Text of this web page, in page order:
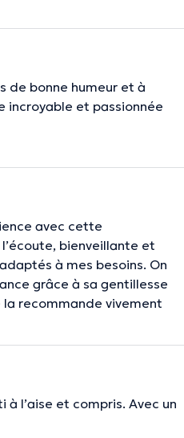
de bonne humeur et à
incroyable et passionnée
avec cette
bienveillante et
à mes besoins. On
grâce à sa gentillesse
la recommande vivement
l’aise et compris. Avec un